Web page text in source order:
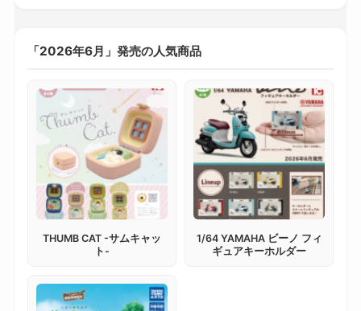
「2026年6月」発売の人気商品
THUMB CAT -サムキャッ
ト-
1/64 YAMAHA ビーノ フィ
ギュアキーホルダー